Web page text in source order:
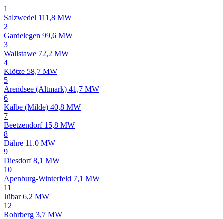
1
Salzwedel 111,8 MW
2
Gardelegen 99,6 MW
3
Wallstawe 72,2 MW
4
Klötze 58,7 MW
5
Arendsee (Altmark) 41,7 MW
6
Kalbe (Milde) 40,8 MW
7
Beetzendorf 15,8 MW
8
Dähre 11,0 MW
9
Diesdorf 8,1 MW
10
Apenburg-Winterfeld 7,1 MW
11
Jübar 6,2 MW
12
Rohrberg 3,7 MW